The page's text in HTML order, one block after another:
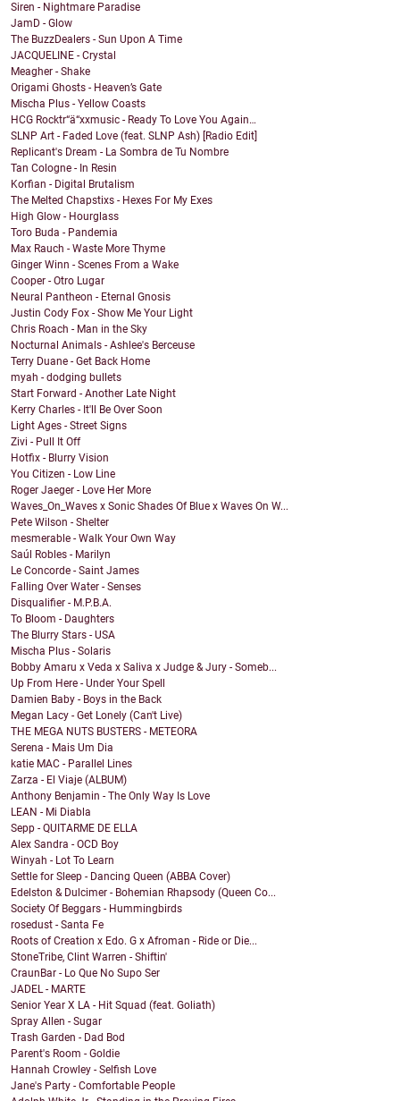
Siren - Nightmare Paradise
JamD - Glow
The BuzzDealers - Sun Upon A Time
JACQUELINE - Crystal
Meagher - Shake
Origami Ghosts - Heaven’s Gate
Mischa Plus - Yellow Coasts
HCG Rocktr“ä“xxmusic - Ready To Love You Again…
SLNP Art - Faded Love (feat. SLNP Ash) [Radio Edit]
Replicant's Dream - La Sombra de Tu Nombre
Tan Cologne - In Resin
Korfian - Digital Brutalism
The Melted Chapstixs - Hexes For My Exes
High Glow - Hourglass
Toro Buda - Pandemia
Max Rauch - Waste More Thyme
Ginger Winn - Scenes From a Wake
Cooper - Otro Lugar
Neural Pantheon - Eternal Gnosis
Justin Cody Fox - Show Me Your Light
Chris Roach - Man in the Sky
Nocturnal Animals - Ashlee's Berceuse
Terry Duane - Get Back Home
myah - dodging bullets
Start Forward - Another Late Night
Kerry Charles - It'll Be Over Soon
Light Ages - Street Signs
Zivi - Pull It Off
Hotfix - Blurry Vision
You Citizen - Low Line
Roger Jaeger - Love Her More
Waves_On_Waves x Sonic Shades Of Blue x Waves On W...
Pete Wilson - Shelter
mesmerable - Walk Your Own Way
Saúl Robles - Marilyn
Le Concorde - Saint James
Falling Over Water - Senses
Disqualifier - M.P.B.A.
To Bloom - Daughters
The Blurry Stars - USA
Mischa Plus - Solaris
Bobby Amaru x Veda x Saliva x Judge & Jury - Someb...
Up From Here - Under Your Spell
Damien Baby - Boys in the Back
Megan Lacy - Get Lonely (Can't Live)
THE MEGA NUTS BUSTERS - METEORA
Serena - Mais Um Dia
katie MAC - Parallel Lines
Zarza - El Viaje (ALBUM)
Anthony Benjamin - The Only Way Is Love
LEAN - Mi Diabla
Sepp - QUITARME DE ELLA
Alex Sandra - OCD Boy
Winyah - Lot To Learn
Settle for Sleep - Dancing Queen (ABBA Cover)
Edelston & Dulcimer - Bohemian Rhapsody (Queen Co...
Society Of Beggars - Hummingbirds
rosedust - Santa Fe
Roots of Creation x Edo. G x Afroman - Ride or Die...
StoneTribe, Clint Warren - Shiftin'
CraunBar - Lo Que No Supo Ser
JADEL - MARTE
Senior Year X LA - Hit Squad (feat. Goliath)
Spray Allen - Sugar
Trash Garden - Dad Bod
Parent's Room - Goldie
Hannah Crowley - Selfish Love
Jane's Party - Comfortable People